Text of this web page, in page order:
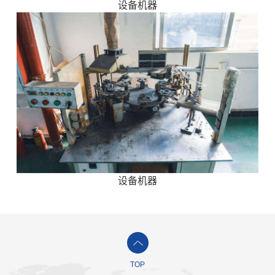
设备机器
设备机器
TOP